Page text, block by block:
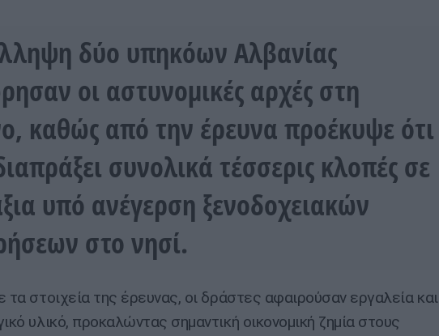
δύο υπηκόων Αλβανίας
οι αστυνομικές αρχές στη
καθώς από την έρευνα προέκυψε ότι
συνολικά τέσσερις κλοπές σε
υπό ανέγερση ξενοδοχειακών
στο νησί.
στοιχεία της έρευνας, οι δράστες αφαιρούσαν εργαλεία και
υλικό, προκαλώντας σημαντική οικονομική ζημία στους